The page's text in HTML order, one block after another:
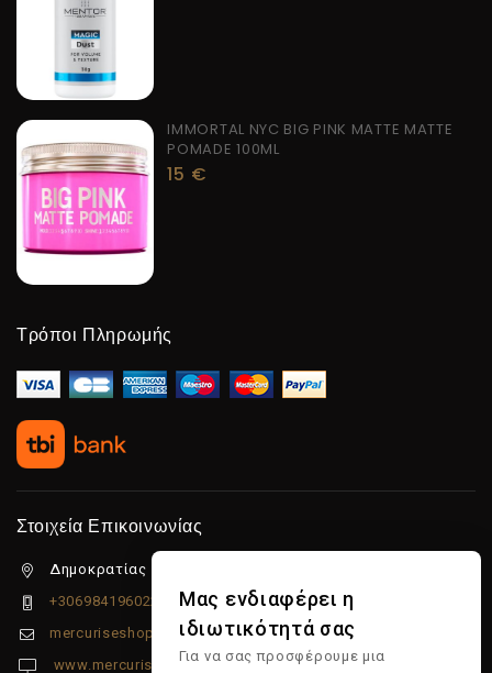
IMMORTAL NYC BIG PINK MATTE MATTE
POMADE 100ML
15 €
Τρόποι Πληρωμής
Στοιχεία Επικοινωνίας
Δημοκρατίας 5β Λιμένας Χερσονήσου, 70014
+306984196022
mercuriseshop@gmail.com
www.mercuriseshop.gr
Μας ενδιαφέρει η
ιδιωτικότητά σας
Για να σας προσφέρουμε μια